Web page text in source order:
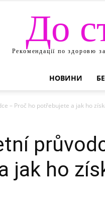
До
Рекомендації по здоровю
НОВИНИ
– Proč ho potřebujete a jak ho
jak ho